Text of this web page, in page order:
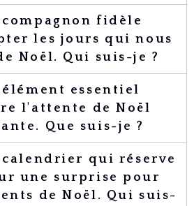
compagnon fidèle
les jours qui nous
Noël. Qui suis-je ?
élément essentiel
l'attente de Noël
Que suis-je ?
calendrier qui réserve
une surprise pour
de Noël. Qui suis-